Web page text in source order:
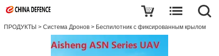
ПРОДУКТЫ > Система Дронов > Беспилотник с фиксированным крылом